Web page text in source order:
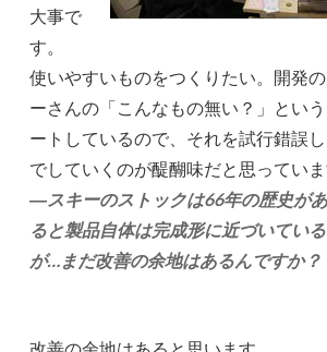
大事で
す。
使いやすいものをつくりたい。開発
ーさんの「こんなもの無い？」とい
ートしているので、それを試行錯誤
でしていくのが醍醐味だと思っていま
―スキーのストックは66年の歴史が
ると製品自体は完成形に近づいてい
が…まだ改善の余地はあるんですか？